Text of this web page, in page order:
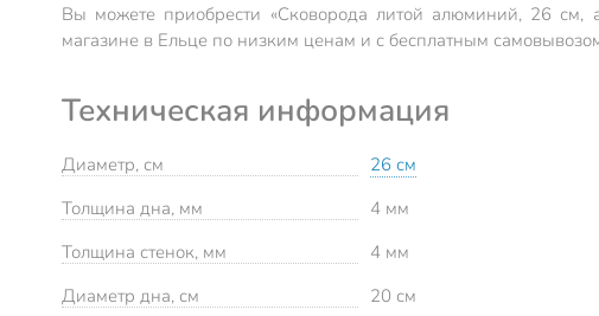
Вы можете приобрести «Сковорода литой алюминий, 26
магазине в Ельце по низким ценам и с бесплатным
Техническая информация
Диаметр, см
26 см
Толщина дна, мм
4 мм
Толщина стенок, мм
4 мм
Диаметр дна, см
20 см